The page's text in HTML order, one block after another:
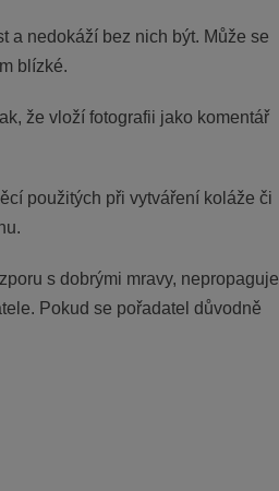
a nedokáží bez nich být. Může se
blízké.
že vloží fotografii jako komentář
použitých při vytváření koláže či
s dobrými mravy, nepropaguje
Pokud se pořadatel důvodně